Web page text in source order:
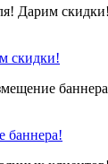
скидки!
баннера!